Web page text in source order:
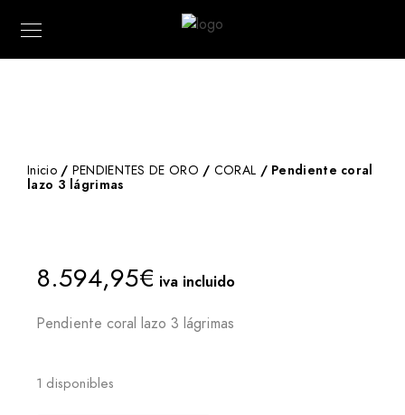
Inicio/ PENDIENTES DE ORO / CORAL / Pendiente coral
lazo 3 lágrimas
8.594,95€ iva incluido
Pendiente coral lazo 3 lágrimas
1 disponibles